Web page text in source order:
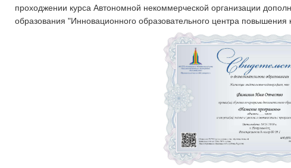
проходжении курса Автономной некоммерческой организации
образования "Инновационного образовательного центра